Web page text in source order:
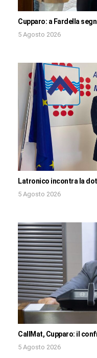
Cupparo: a Fardella
5 Agosto 2026
Latronico incontra la
5 Agosto 2026
CallMat, Cupparo: il
5 Agosto 2026